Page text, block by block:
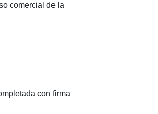
comercial de la
con firma